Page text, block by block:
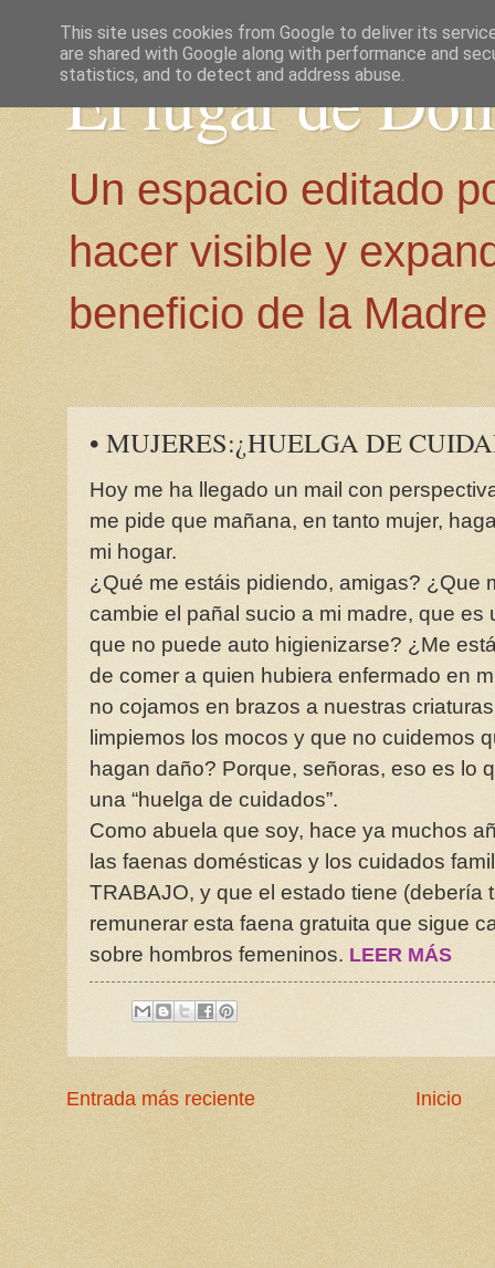
El lugar de
Un espacio editado
hacer visible y
beneficio de la
• MUJERES:¿HUELGA DE
Hoy me ha llegado un mail con
me pide que mañana, en tanto mujer,
mi hogar.
¿Qué me estáis pidiendo, amigas? ¿Que
cambie el pañal sucio a mi madre, que es
que no puede auto higienizarse? ¿Me
de comer a quien hubiera enfermado en
no cojamos en brazos a nuestras
limpiemos los mocos y que no cuidemos
hagan daño? Porque, señoras, eso es lo
una “huelga de cuidados”.
Como abuela que soy, hace ya muchos
las faenas domésticas y los cuidados
TRABAJO, y que el estado tiene (debería
remunerar esta faena gratuita que sigue
sobre hombros femeninos. LEER MÁS
Entrada más reciente Inicio
This site uses cookies from Google to deliver its
are shared with Google along with performance and
statistics, and to detect and address abuse.